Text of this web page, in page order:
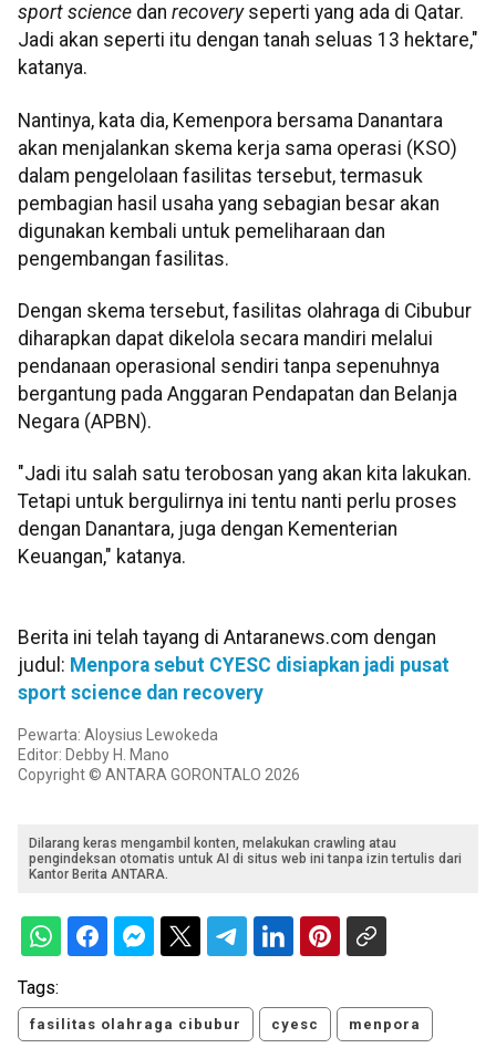
sport science dan recoveryseperti yang ada di Qatar.
Jadi akan seperti itu dengan tanah seluas 13 hektare,"
katanya.
Nantinya, kata dia, Kemenpora bersama Danantara
akan menjalankan skema kerja sama operasi (KSO)
dalam pengelolaan fasilitas tersebut, termasuk
pembagian hasil usaha yang sebagian besar akan
digunakan kembali untuk pemeliharaan dan
pengembangan fasilitas.
Dengan skema tersebut, fasilitas olahraga di Cibubur
diharapkan dapat dikelola secara mandiri melalui
pendanaan operasional sendiri tanpa sepenuhnya
bergantung pada Anggaran Pendapatan dan Belanja
Negara (APBN).
"Jadi itu salah satu terobosan yang akan kita lakukan.
Tetapi untuk bergulirnya ini tentu nanti perlu proses
dengan Danantara, juga dengan Kementerian
Keuangan," katanya.
Berita ini telah tayang di Antaranews.com dengan
judul: Menpora sebut CYESC disiapkan jadi pusat
sport science dan recovery
Pewarta: Aloysius Lewokeda
Editor: Debby H. Mano
Copyright © ANTARA GORONTALO 2026
Dilarang keras mengambil konten, melakukan crawling atau
pengindeksan otomatis untuk AI di situs web ini tanpa izin tertulis dari
Kantor Berita ANTARA.
Tags:
fasilitas olahraga cibubur cyesc menpora